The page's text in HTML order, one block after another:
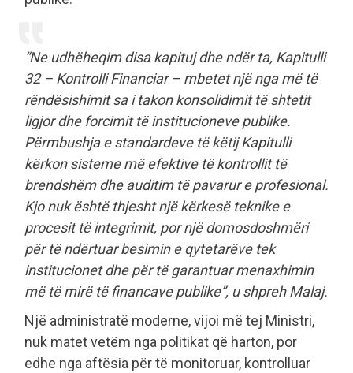
“Ne udhëheqim disa kapituj dhe ndër ta, Kapitulli
32 – Kontrolli Financiar – mbetet një nga më të
rëndësishimit sa i takon konsolidimit të shtetit
ligjor dhe forcimit të institucioneve publike.
Përmbushja e standardeve të këtij Kapitulli
kërkon sisteme më efektive të kontrollit të
brendshëm dhe auditim të pavarur e profesional.
Kjo nuk është thjesht një kërkesë teknike e
procesit të integrimit, por një domosdoshmëri
për të ndërtuar besimin e qytetarëve tek
institucionet dhe për të garantuar menaxhimin
më të mirë të financave publike”, u shpreh Malaj.
Një administratë moderne, vijoi më tej Ministri,
nuk matet vetëm nga politikat që harton, por
edhe nga aftësia për të monitoruar, kontrolluar